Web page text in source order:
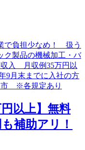
円以上】無料
補助アリ！